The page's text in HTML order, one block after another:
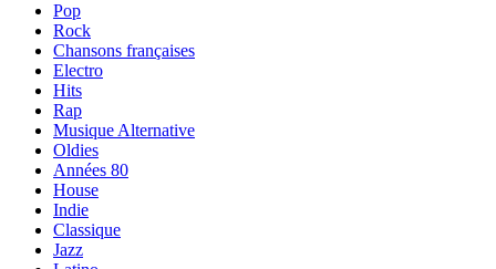
Pop
Rock
Chansons françaises
Electro
Hits
Rap
Musique Alternative
Oldies
Années 80
House
Indie
Classique
Jazz